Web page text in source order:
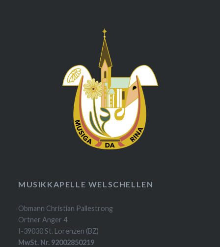
MUSIKKAPELLE WELSCHELLEN
Obmann Christian Pallestrong
Ortner Anger 4
I-39030 St. Lorenzen (BZ)
MwSt. Nr. 92002850219